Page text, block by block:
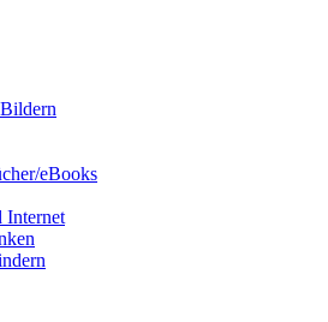
eBooks
Internet